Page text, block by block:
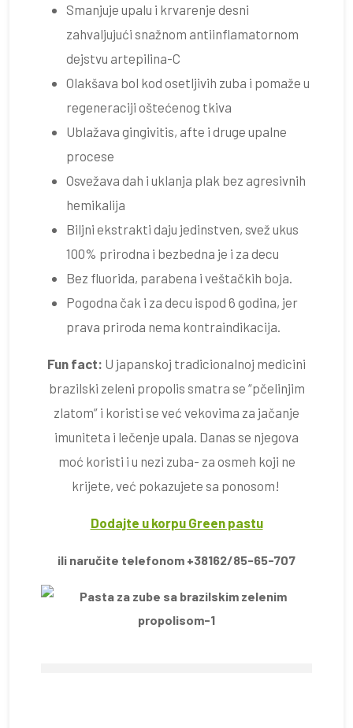
Smanjuje upalu i krvarenje desni
zahvaljujući snažnom antiinflamatornom
dejstvu artepilina-C
Olakšava bol kod osetljivih zuba i pomaže u
regeneraciji oštećenog tkiva
Ublažava gingivitis, afte i druge upalne
procese
Osvežava dah i uklanja plak bez agresivnih
hemikalija
Biljni ekstrakti daju jedinstven, svež ukus
100% prirodna i bezbedna je i za decu
Bez fluorida, parabena i veštačkih boja.
Pogodna čak i za decu ispod 6 godina, jer
prava priroda nema kontraindikacija.
Fun fact: U japanskoj tradicionalnoj medicini
brazilski zeleni propolis smatra se “pčelinjim
zlatom” i koristi se već vekovima za jačanje
imuniteta i lečenje upala. Danas se njegova
moć koristi i u nezi zuba- za osmeh koji ne
krijete, već pokazujete sa ponosom!
Dodajte u korpu Green pastu
ili naručite telefonom +38162/85-65-707